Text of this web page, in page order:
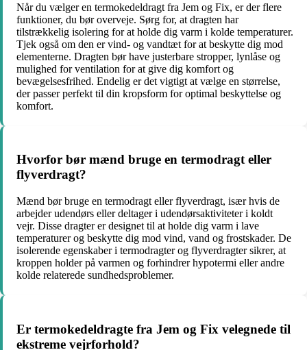
Når du vælger en termokedeldragt fra Jem og Fix, er der flere
funktioner, du bør overveje. Sørg for, at dragten har
tilstrækkelig isolering for at holde dig varm i kolde temperaturer.
Tjek også om den er vind- og vandtæt for at beskytte dig mod
elementerne. Dragten bør have justerbare stropper, lynlåse og
mulighed for ventilation for at give dig komfort og
bevægelsesfrihed. Endelig er det vigtigt at vælge en størrelse,
der passer perfekt til din kropsform for optimal beskyttelse og
komfort.
Hvorfor bør mænd bruge en termodragt eller
flyverdragt?
Mænd bør bruge en termodragt eller flyverdragt, især hvis de
arbejder udendørs eller deltager i udendørsaktiviteter i koldt
vejr. Disse dragter er designet til at holde dig varm i lave
temperaturer og beskytte dig mod vind, vand og frostskader. De
isolerende egenskaber i termodragter og flyverdragter sikrer, at
kroppen holder på varmen og forhindrer hypotermi eller andre
kolde relaterede sundhedsproblemer.
Er termokedeldragte fra Jem og Fix velegnede til
ekstreme vejrforhold?